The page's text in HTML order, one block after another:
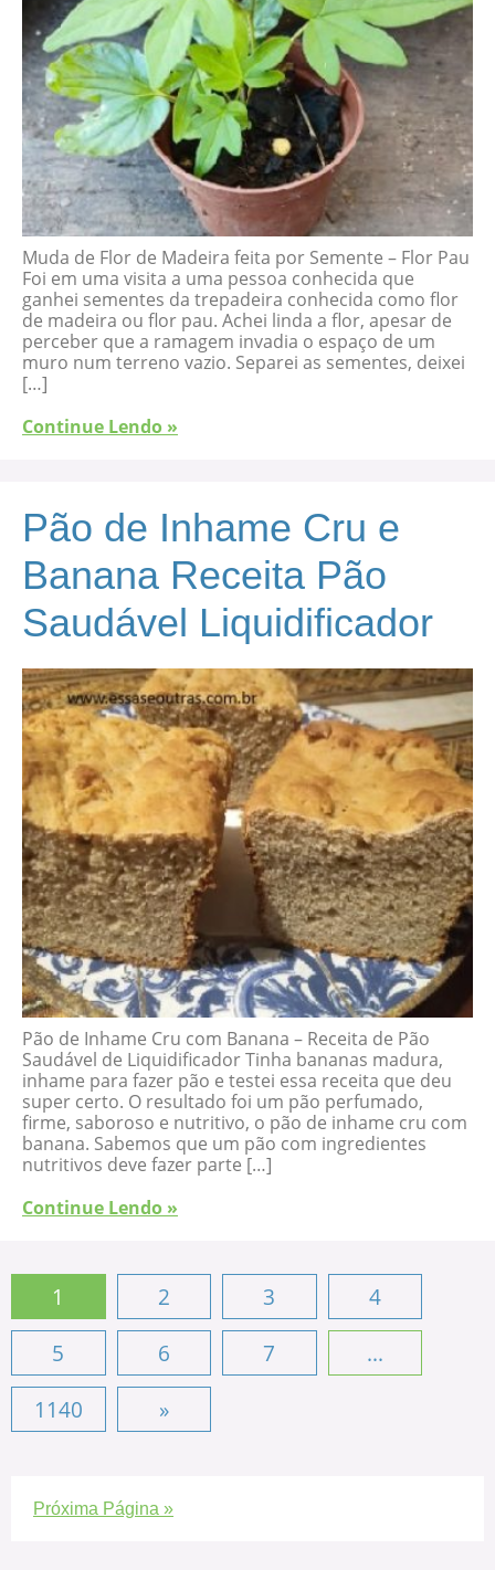
Muda de Flor de Madeira feita por Semente – Flor Pau
Foi em uma visita a uma pessoa conhecida que
ganhei sementes da trepadeira conhecida como flor
de madeira ou flor pau. Achei linda a flor, apesar de
perceber que a ramagem invadia o espaço de um
muro num terreno vazio. Separei as sementes, deixei
[…]
Continue Lendo »
Pão de Inhame Cru e
Banana Receita Pão
Saudável Liquidificador
Pão de Inhame Cru com Banana – Receita de Pão
Saudável de Liquidificador Tinha bananas madura,
inhame para fazer pão e testei essa receita que deu
super certo. O resultado foi um pão perfumado,
firme, saboroso e nutritivo, o pão de inhame cru com
banana. Sabemos que um pão com ingredientes
nutritivos deve fazer parte […]
Continue Lendo »
1 2 3
4
5
6 7
...
1140
»
Próxima Página »